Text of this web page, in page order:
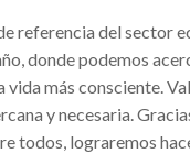
referencia del sector
donde podemos
más consciente.
y necesaria.
todos, lograremos